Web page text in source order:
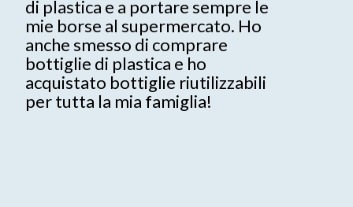
di plastica e a portare sempre le
mie borse al supermercato. Ho
anche smesso di comprare
bottiglie di plastica e ho
acquistato bottiglie riutilizzabili
per tutta la mia famiglia!